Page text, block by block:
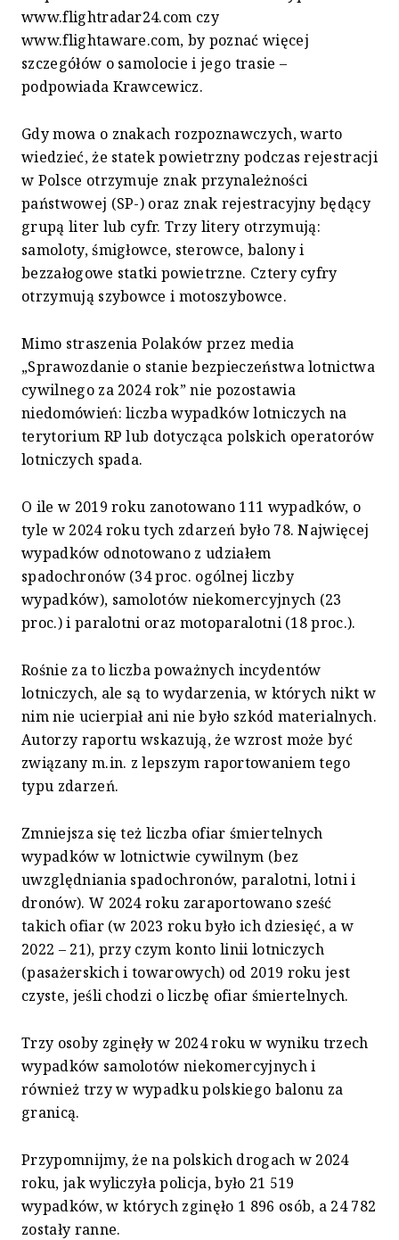
www.flightradar24.com czy
www.flightaware.com, by poznać więcej
szczegółów o samolocie i jego trasie –
podpowiada Krawcewicz.
Gdy mowa o znakach rozpoznawczych, warto
wiedzieć, że statek powietrzny podczas rejestracji
w Polsce otrzymuje znak przynależności
państwowej (SP-) oraz znak rejestracyjny będący
grupą liter lub cyfr. Trzy litery otrzymują:
samoloty, śmigłowce, sterowce, balony i
bezzałogowe statki powietrzne. Cztery cyfry
otrzymują szybowce i motoszybowce.
Mimo straszenia Polaków przez media
„Sprawozdanie o stanie bezpieczeństwa lotnictwa
cywilnego za 2024 rok” nie pozostawia
niedomówień: liczba wypadków lotniczych na
terytorium RP lub dotycząca polskich operatorów
lotniczych spada.
O ile w 2019 roku zanotowano 111 wypadków, o
tyle w 2024 roku tych zdarzeń było 78. Najwięcej
wypadków odnotowano z udziałem
spadochronów (34 proc. ogólnej liczby
wypadków), samolotów niekomercyjnych (23
proc.) i paralotni oraz motoparalotni (18 proc.).
Rośnie za to liczba poważnych incydentów
lotniczych, ale są to wydarzenia, w których nikt w
nim nie ucierpiał ani nie było szkód materialnych.
Autorzy raportu wskazują, że wzrost może być
związany m.in. z lepszym raportowaniem tego
typu zdarzeń.
Zmniejsza się też liczba ofiar śmiertelnych
wypadków w lotnictwie cywilnym (bez
uwzględniania spadochronów, paralotni, lotni i
dronów). W 2024 roku zaraportowano sześć
takich ofiar (w 2023 roku było ich dziesięć, a w
2022 – 21), przy czym konto linii lotniczych
(pasażerskich i towarowych) od 2019 roku jest
czyste, jeśli chodzi o liczbę ofiar śmiertelnych.
Trzy osoby zginęły w 2024 roku w wyniku trzech
wypadków samolotów niekomercyjnych i
również trzy w wypadku polskiego balonu za
granicą.
Przypomnijmy, że na polskich drogach w 2024
roku, jak wyliczyła policja, było 21 519
wypadków, w których zginęło 1 896 osób, a 24 782
zostały ranne.